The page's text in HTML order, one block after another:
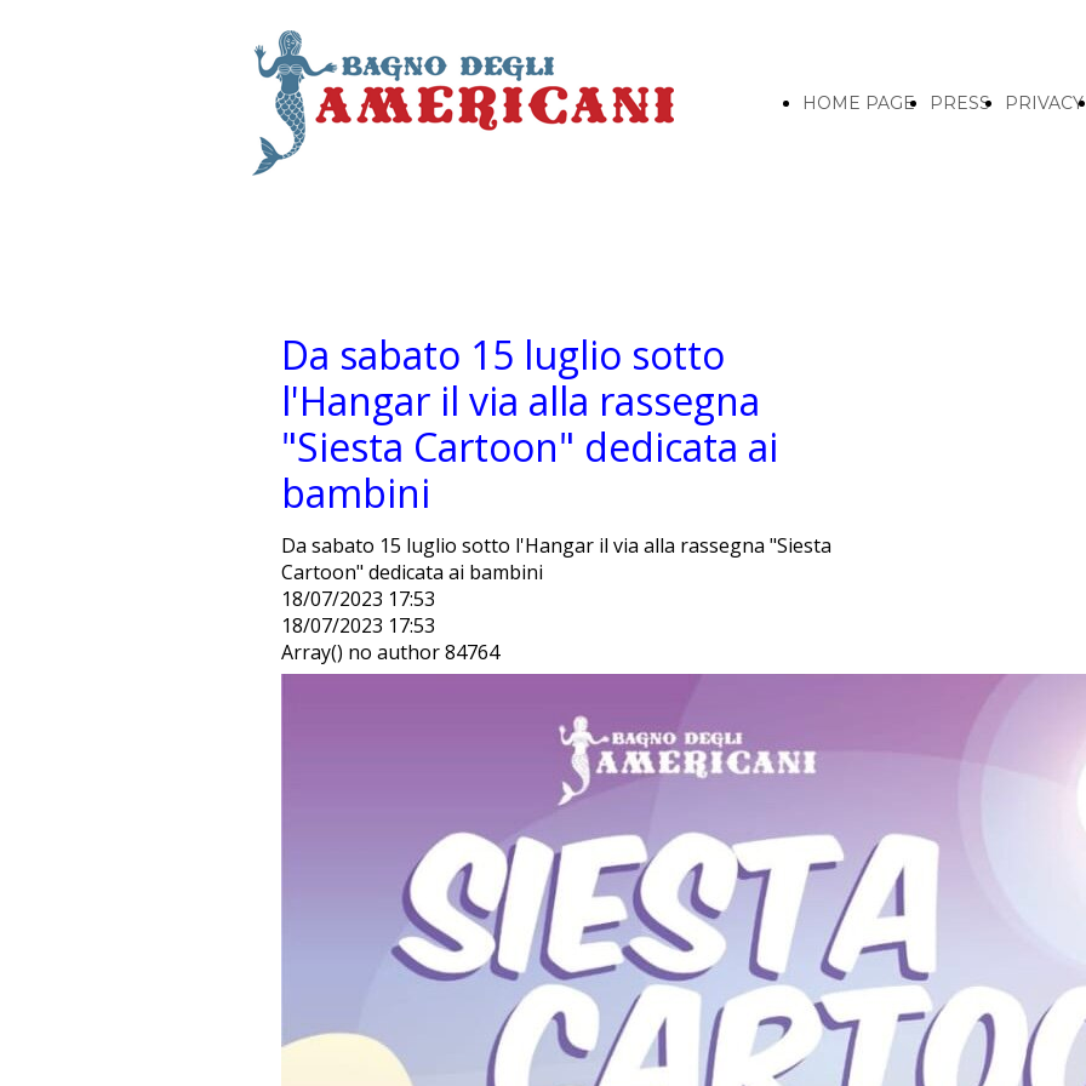
HOME PAGE PRESS PRIVACY
Da sabato 15 luglio sotto
l'Hangar il via alla rassegna
"Siesta Cartoon" dedicata ai
bambini
Da sabato 15 luglio sotto l'Hangar il via alla rassegna "Siesta
Cartoon" dedicata ai bambini
18/07/2023 17:53
18/07/2023 17:53
Array() no author 84764